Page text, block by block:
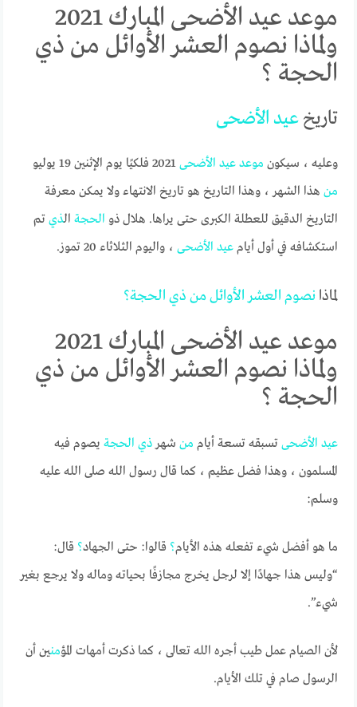
موعد عيد الأضحى المبارك 2021
ولماذا نصوم العشر الأوائل من ذي
الحجة ؟
تاريخعيد الأضحى
وعليه ، سيكون موعد عيد الأضحى 2021 فلكيًا يوم الإثنين 19 يوليو
من هذا الشهر ، وهذا التاريخ هو تاريخ الانتهاء ولا يمكن معرفة
التاريخ الدقيق للعطلة الكبرى حتى يراها. هلال ذو الحجة الذي تم
استكشافه في أول أيامعيد الأضحى ، واليوم الثلاثاء 20 تموز.
لماذانصوم العشر الأوائلمن ذي الحجة؟
موعد عيد الأضحى المبارك 2021
ولماذا نصوم العشر الأوائل من ذي
الحجة ؟
عيد الأضحى تسبقه تسعة أيام من شهرذي الحجة يصوم فيه
المسلمون ، وهذا فضل عظيم ، كما قال رسول الله صلى الله عليه
وسلم:
ما هو أفضل شيء تفعله هذه الأيام؟ قالوا: حتى الجهاد؟ قال:
“وليس هذا جهادًا إلا لرجل يخرج مجازفًا بحياته وماله ولا يرجع بغير
شيء”.
لأن الصيام عمل طيب أجره الله تعالى ، كما ذكرت أمهات المؤمنين أن
الرسول صام في تلك الأيام.